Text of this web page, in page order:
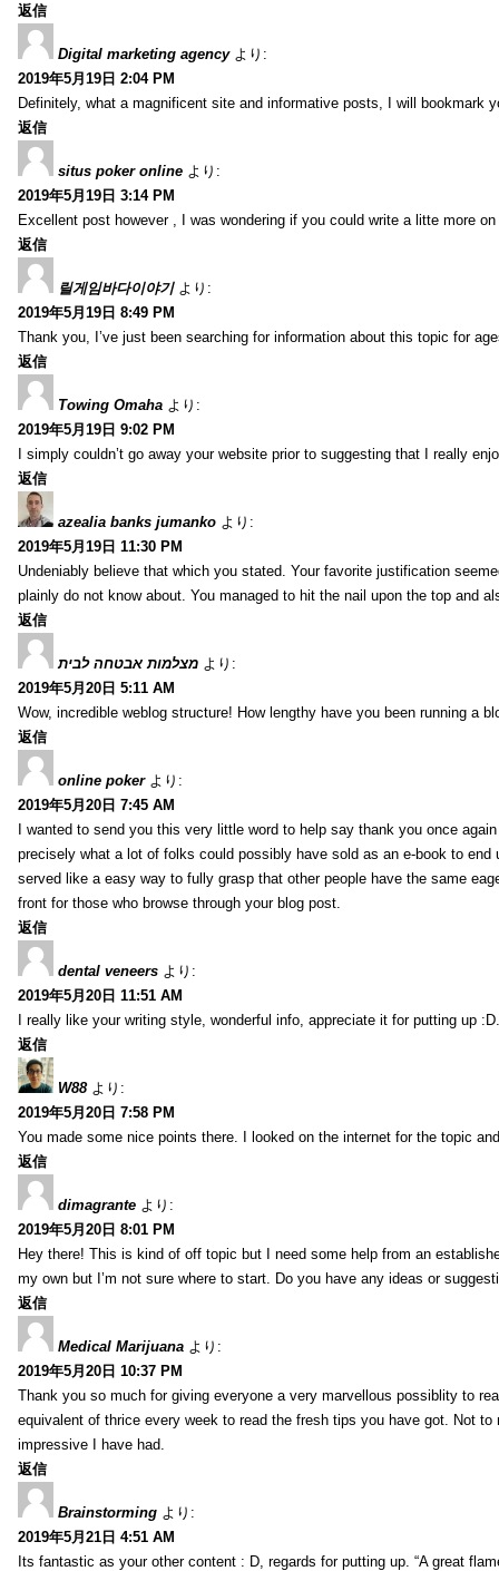
返信
Digital marketing agency より:
2019年5月19日 2:04 PM
Definitely, what a magnificent site and informative posts, I will bookmark
返信
situs poker online より:
2019年5月19日 3:14 PM
Excellent post however , I was wondering if you could write a litte more
返信
릴게임바다이야기 より:
2019年5月19日 8:49 PM
Thank you, I’ve just been searching for information about this topic for
返信
Towing Omaha より:
2019年5月19日 9:02 PM
I simply couldn’t go away your website prior to suggesting that I really
返信
azealia banks jumanko より:
2019年5月19日 11:30 PM
Undeniably believe that which you stated. Your favorite justification
plainly do not know about. You managed to hit the nail upon the top and
返信
מצלמות אבטחה לבית より:
2019年5月20日 5:11 AM
Wow, incredible weblog structure! How lengthy have you been running a
返信
online poker より:
2019年5月20日 7:45 AM
I wanted to send you this very little word to help say thank you once
precisely what a lot of folks could possibly have sold as an e-book to
served like a easy way to fully grasp that other people have the same
front for those who browse through your blog post.
返信
dental veneers より:
2019年5月20日 11:51 AM
I really like your writing style, wonderful info, appreciate it for putting up
返信
W88 より:
2019年5月20日 7:58 PM
You made some nice points there. I looked on the internet for the topic
返信
dimagrante より:
2019年5月20日 8:01 PM
Hey there! This is kind of off topic but I need some help from an
my own but I’m not sure where to start. Do you have any ideas or
返信
Medical Marijuana より:
2019年5月20日 10:37 PM
Thank you so much for giving everyone a very marvellous possiblity to
equivalent of thrice every week to read the fresh tips you have got. Not
impressive I have had.
返信
Brainstorming より:
2019年5月21日 4:51 AM
Its fantastic as your other content : D, regards for putting up. “A great